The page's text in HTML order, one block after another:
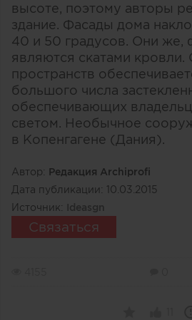
высоте, поэтому авторы
здание. Фасады дома
40 и 50 градусов. Они же,
являются скатами кровли.
пространств
большого числа
обеспечивающих
светом. Необычное
в Копенгагене (Дания).
Автор: Редакция Archiprofi
Дата публикации: 10.03.2015
Источник: Ideasgn
Связаться